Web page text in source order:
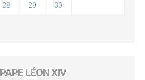
28 29 30
PAPE LÉON XIV